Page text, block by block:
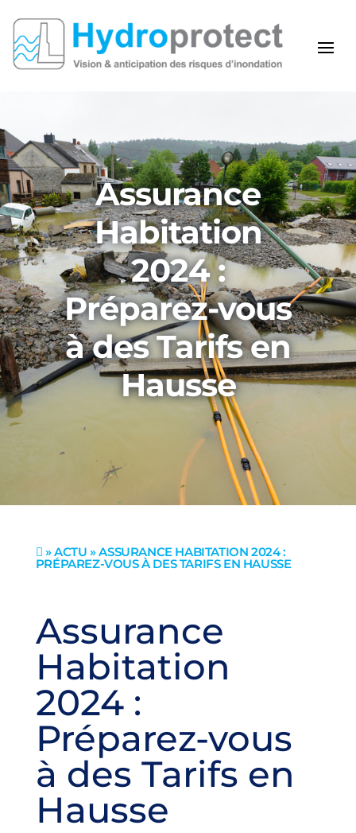
Assurance
Habitation
2024 :
Préparez-vous
à des Tarifs en
Hausse
 »ACTU » ASSURANCE HABITATION 2024 :
PRÉPAREZ-VOUS À DES TARIFS EN HAUSSE
Assurance
Habitation
2024 :
Préparez-vous
à des Tarifs en
Hausse